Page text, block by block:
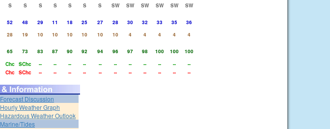
S S S S S S S SW SW SW SW SW
SW
52 48 29 11 18 25 27 28 30 32 33 35
36
28 19 10 10 10 10 10 10 4 4 4 4
4
65 73 83 87 90 92 94 96 97 98 100 100
100
Chc SChc -- -- -- -- -- -- -- -- -- --
--
Chc SChc -- -- -- -- -- -- -- -- -- -- --
Forecast Discussion
Hourly Weather Graph
Hazardous Weather Outlook
Marine/Tides